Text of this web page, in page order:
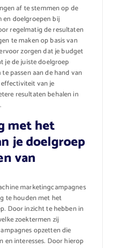
af te stemmen op de
en doelgroepen bij
regelmatig de resultaten
te maken op basis van
zorgen dat je budget
je de juiste doelgroep
passen aan de hand van
van je
resultaten behalen in
met het
je doelgroep
van
marketingcampagnes
te houden met het
Door inzicht te hebben in
zoektermen zij
opzetten die
en interesses. Door hierop